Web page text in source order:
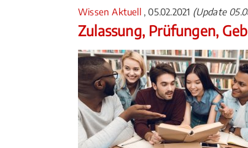
Wissen Aktuell , 05.02.2021 (Update
Zulassung, Prüfungen,